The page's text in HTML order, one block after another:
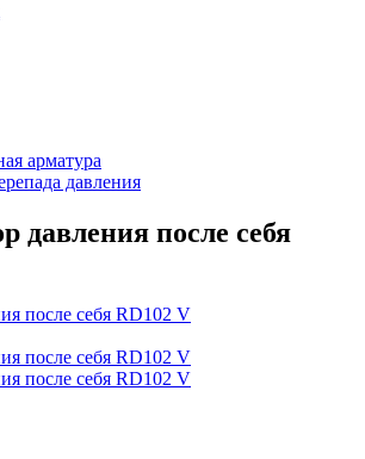
арматура
давления
давления после себя